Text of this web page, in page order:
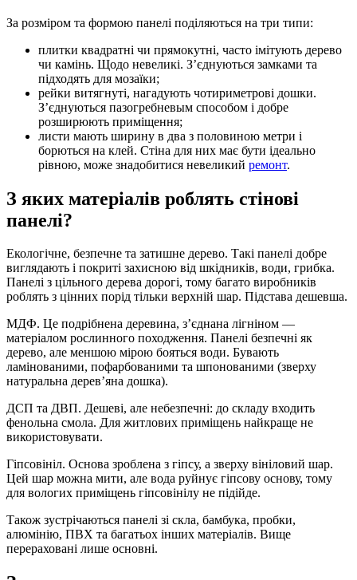
За розміром та формою панелі поділяються на три типи:
плитки квадратні чи прямокутні, часто імітують дерево
чи камінь. Щодо невеликі. З’єднуються замками та
підходять для мозаїки;
рейки витягнуті, нагадують чотириметрові дошки.
З’єднуються пазогребневым способом і добре
розширюють приміщення;
листи мають ширину в два з половиною метри і
борються на клей. Стіна для них має бути ідеально
рівною, може знадобитися невеликий ремонт.
З яких матеріалів роблять стінові
панелі?
Екологічне, безпечне та затишне дерево. Такі панелі добре
виглядають і покриті захисною від шкідників, води, грибка.
Панелі з цільного дерева дорогі, тому багато виробників
роблять з цінних порід тільки верхній шар. Підстава дешевша.
МДФ. Це подрібнена деревина, з’єднана лігніном —
матеріалом рослинного походження. Панелі безпечні як
дерево, але меншою мірою бояться води. Бувають
ламінованими, пофарбованими та шпонованими (зверху
натуральна дерев’яна дошка).
ДСП та ДВП. Дешеві, але небезпечні: до складу входить
фенольна смола. Для житлових приміщень найкраще не
використовувати.
Гіпсовініл. Основа зроблена з гіпсу, а зверху вініловий шар.
Цей шар можна мити, але вода руйнує гіпсову основу, тому
для вологих приміщень гіпсовінілу не підійде.
Також зустрічаються панелі зі скла, бамбука, пробки,
алюмінію, ПВХ та багатьох інших матеріалів. Вище
перераховані лише основні.